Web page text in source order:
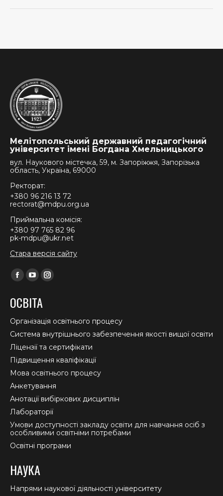
Мелітопольський державний педагогічний
університет імені Богдана Хмельницького
вул. Наукового містечка, 59, м. Запоріжжя, Запорізька
область, Україна, 69000
Ректорат:
+380 96 216 13 72
rectorat@mdpu.org.ua
Приймальна комісія:
+380 97 765 82 96
pk-mdpu@ukr.net
Стара версія сайту
Find us on:
Facebook
opens
in
new
window
YouTube
opens
in
new
window
Instagram
in
new
window
ОСВІТА
Організація освітнього процесу
Система внутрішнього забезпечення якості вищої освіти
Ліцензії та сертифікати
Підвищення кваліфікації
Мова освітнього процесу
Анкетування
Анотації вибіркових дисциплін
Лабораторії
Умови доступності закладу освіти для навчання осіб з
особливими освітніми потребами
Освітні програми
НАУКА
Напрями наукової діяльності університету